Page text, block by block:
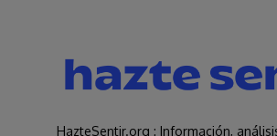
HazteSentir.org : Información,